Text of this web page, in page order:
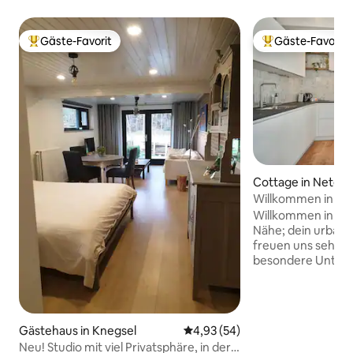
Beliebter Gäste-Favorit.
Gäste-Favorit
Gästehaus in Knegsel Durchschnittliche Bewertung:
4,93 (54)
Neu! Studio mit viel Privatsphäre, in der
Beliebter Gäste-
Gäste-Favorit
Cottage in
Willkommen in
Willkommen in
Nähe; dein
freuen uns sehr,
besondere